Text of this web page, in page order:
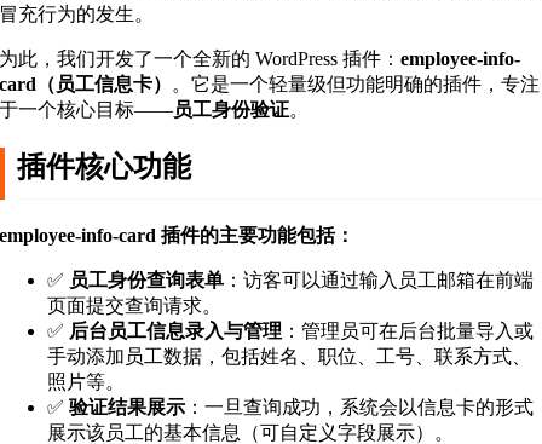
冒充行为的发生。
为此，我们开发了一个全新的 WordPress 插件：employee-info-
card（员工信息卡） 。它是一个轻量级但功能明确的插件，专注
于一个核心目标——员工身份验证。
插件核心功能
employee-info-card 插件的主要功能包括：
✅ 员工身份查询表单 ：访客可以通过输入员工邮箱在前端
页面提交查询请求。
✅ 后台员工信息录入与管理 ：管理员可在后台批量导入或
手动添加员工数据，包括姓名、职位、工号、联系方式、
照片等。
✅验证结果展示 ：一旦查询成功，系统会以信息卡的形式
展示该员工的基本信息（可自定义字段展示）。